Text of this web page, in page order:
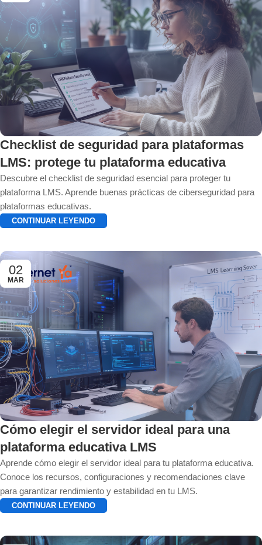
Checklist de seguridad para plataformas
LMS: protege tu plataforma educativa
Descubre el checklist de seguridad esencial para proteger tu
plataforma LMS. Aprende buenas prácticas de ciberseguridad para
plataformas educativas.
CONTINUAR LEYENDO
02
MAR
Cómo elegir el servidor ideal para una
plataforma educativa LMS
Aprende cómo elegir el servidor ideal para tu plataforma educativa.
Conoce los recursos, configuraciones y recomendaciones clave
para garantizar rendimiento y estabilidad en tu LMS.
CONTINUAR LEYENDO